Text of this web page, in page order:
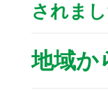
されま
地域か